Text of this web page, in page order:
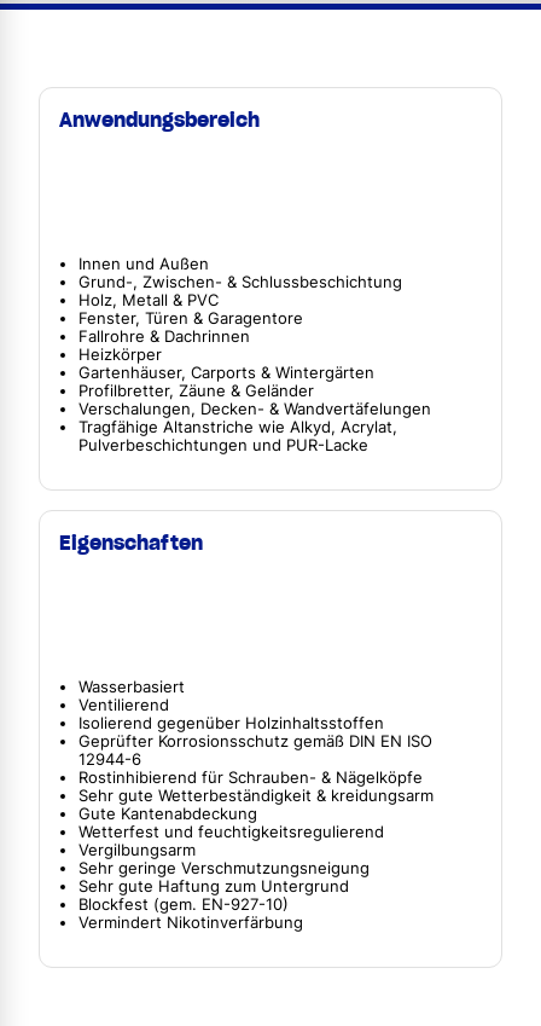
Anwendungsbereich
Innen und Außen
Grund-, Zwischen- & Schlussbeschichtung
Holz, Metall & PVC
Fenster, Türen & Garagentore
Fallrohre & Dachrinnen
Heizkörper
Gartenhäuser, Carports & Wintergärten
Profilbretter, Zäune & Geländer
Verschalungen, Decken- & Wandvertäfelungen
Tragfähige Altanstriche wie Alkyd, Acrylat,
Pulverbeschichtungen und PUR-Lacke
Eigenschaften
Wasserbasiert
Ventilierend
Isolierend gegenüber Holzinhaltsstoffen
Geprüfter Korrosionsschutz gemäß DIN EN ISO
12944-6
Rostinhibierend für Schrauben- & Nägelköpfe
Sehr gute Wetterbeständigkeit & kreidungsarm
Gute Kantenabdeckung
Wetterfest und feuchtigkeitsregulierend
Vergilbungsarm
Sehr geringe Verschmutzungsneigung
Sehr gute Haftung zum Untergrund
Blockfest (gem. EN-927-10)
Vermindert Nikotinverfärbung